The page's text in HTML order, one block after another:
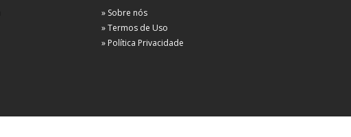
» Sobre nós
» Termos de Uso
» Política Privacidade